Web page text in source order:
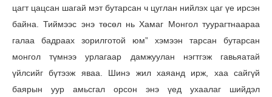
цагт цацсан шагай мэт бутарсан ч цуглан нийлэх цаг үе ирсэн
байна. Тиймээс энэ төсөл нь Хамаг Монгол туурагтнаараа
галаа бадраах зорилготой юм” хэмээн тарсан бутарсан
монгол түмнээ урлагаар дамжуулан нэгтгэж гавьяатай
үйлсийг бүтээж яваа. Шинэ жил хаяанд ирж, хаа сайгүй
баярын уур амьсгал орсон энэ үед ухаалаг шийдэл